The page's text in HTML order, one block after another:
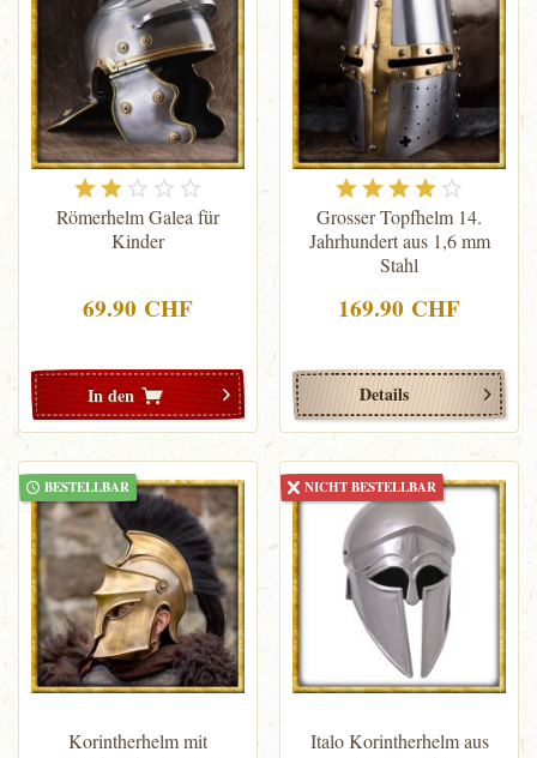
Römerhelm Galea für
Kinder
69.90 CHF
In den
Grosser Topfhelm 14.
Jahrhundert aus 1,6 mm
Stahl
169.90 CHF
Details
BESTELLBAR
Korintherhelm mit
NICHT BESTELLBAR
Italo Korintherhelm aus